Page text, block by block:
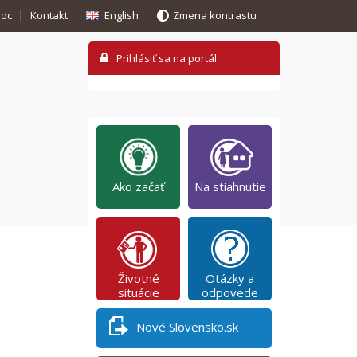
Kontakt English Zmena kontrastu
Ako začať Na stiahnutie
Životné
situácie
Otázky a
odpovede
Nové Slovensko.sk